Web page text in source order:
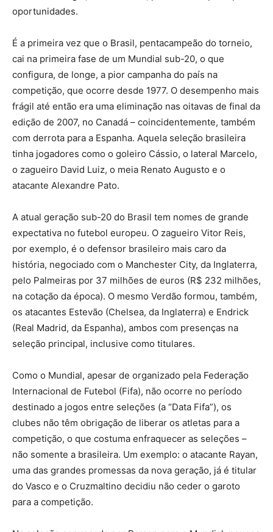
oportunidades.
É a primeira vez que o Brasil, pentacampeão do torneio,
cai na primeira fase de um Mundial sub-20, o que
configura, de longe, a pior campanha do país na
competição, que ocorre desde 1977. O desempenho mais
frágil até então era uma eliminação nas oitavas de final da
edição de 2007, no Canadá – coincidentemente, também
com derrota para a Espanha. Aquela seleção brasileira
tinha jogadores como o goleiro Cássio, o lateral Marcelo,
o zagueiro David Luiz, o meia Renato Augusto e o
atacante Alexandre Pato.
A atual geração sub-20 do Brasil tem nomes de grande
expectativa no futebol europeu. O zagueiro Vitor Reis,
por exemplo, é o defensor brasileiro mais caro da
história, negociado com o Manchester City, da Inglaterra,
pelo Palmeiras por 37 milhões de euros (R$ 232 milhões,
na cotação da época). O mesmo Verdão formou, também,
os atacantes Estevão (Chelsea, da Inglaterra) e Endrick
(Real Madrid, da Espanha), ambos com presenças na
seleção principal, inclusive como titulares.
Como o Mundial, apesar de organizado pela Federação
Internacional de Futebol (Fifa), não ocorre no período
destinado a jogos entre seleções (a “Data Fifa”), os
clubes não têm obrigação de liberar os atletas para a
competição, o que costuma enfraquecer as seleções –
não somente a brasileira. Um exemplo: o atacante Rayan,
uma das grandes promessas da nova geração, já é titular
do Vasco e o Cruzmaltino decidiu não ceder o garoto
para a competição.